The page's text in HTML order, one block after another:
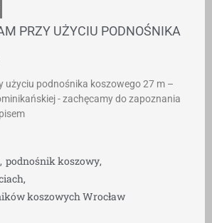
PRZY UŻYCIU PODNOŚNIKA
użyciu podnośnika koszowego 27 m –
- zachęcamy do zapoznania
, podnośnik koszowy,
,
koszowych Wrocław